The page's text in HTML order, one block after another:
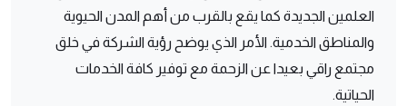
العلمين الجديدة كما يقع بالقرب من أهم المدن الحيوية
والمناطق الخدمية. الأمر الذي يوضح رؤية الشركة في خلق
مجتمع راقي بعيدا عن الزحمة مع توفير كافة الخدمات
الحياتية.